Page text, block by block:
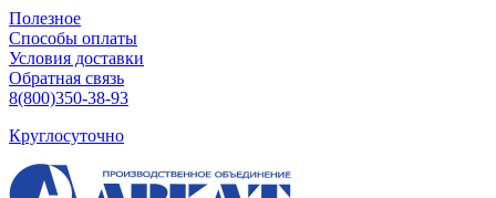
Полезное
Способы оплаты
Условия доставки
Обратная связь
8(800)350-38-93
Круглосуточно